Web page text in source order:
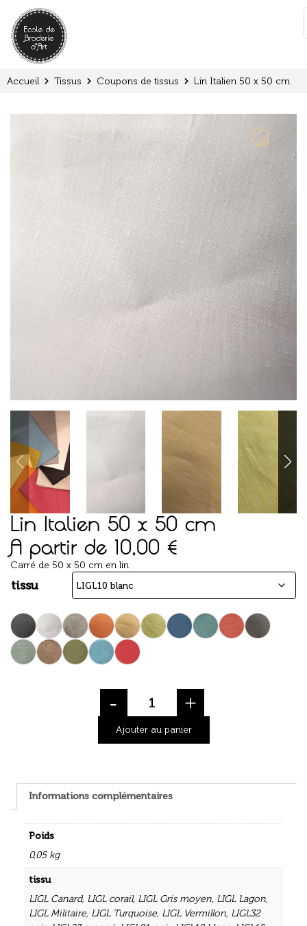
:
Accueil Tissus Coupons de tissus Lin Italien 50 x 50 cm
Lin Italien 50 x 50 cm
A partir de 10,00 €
Carré de 50 x 50 cm en lin
tissu
- +
Ajouter au panier
Informations complémentaires
Poids
0,05 kg
tissu
LIGL Canard, LIGL corail, LIGL Gris moyen, LIGL Lagon,
LIGL Militaire, LIGL Turquoise, LIGL Vermillon, LIGL32
Panneau de gestion des cookies